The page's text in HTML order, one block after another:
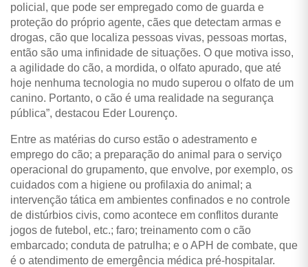
policial, que pode ser empregado como de guarda e
proteção do próprio agente, cães que detectam armas e
drogas, cão que localiza pessoas vivas, pessoas mortas,
então são uma infinidade de situações. O que motiva isso,
a agilidade do cão, a mordida, o olfato apurado, que até
hoje nenhuma tecnologia no mudo superou o olfato de um
canino. Portanto, o cão é uma realidade na segurança
pública”, destacou Eder Lourenço.
Entre as matérias do curso estão o adestramento e
emprego do cão; a preparação do animal para o serviço
operacional do grupamento, que envolve, por exemplo, os
cuidados com a higiene ou profilaxia do animal; a
intervenção tática em ambientes confinados e no controle
de distúrbios civis, como acontece em conflitos durante
jogos de futebol, etc.; faro; treinamento com o cão
embarcado; conduta de patrulha; e o APH de combate, que
é o atendimento de emergência médica pré-hospitalar.